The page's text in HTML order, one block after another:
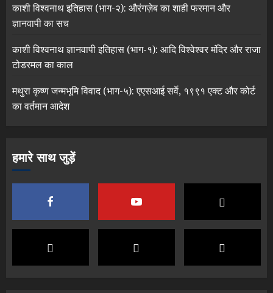
काशी विश्वनाथ इतिहास (भाग-२): औरंगज़ेब का शाही फरमान और
ज्ञानवापी का सच
काशी विश्वनाथ ज्ञानवापी इतिहास (भाग-१): आदि विश्वेश्वर मंदिर और राजा
टोडरमल का काल
मथुरा कृष्ण जन्मभूमि विवाद (भाग-५): एएसआई सर्वे, १९९१ एक्ट और कोर्ट
का वर्तमान आदेश
हमारे साथ जुड़ें